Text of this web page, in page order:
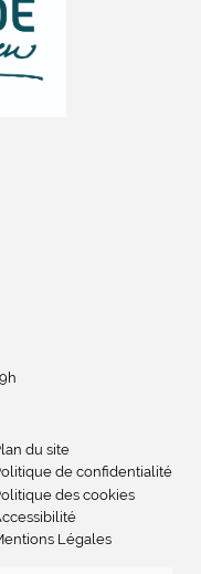
du site
de confidentialité
des cookies
Légales